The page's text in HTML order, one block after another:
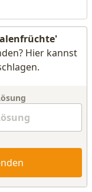
Hier kannst